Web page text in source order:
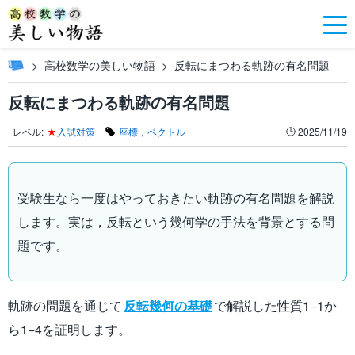
高校数学の美しい物語 反転にまつわる軌跡の有名問題
反転にまつわる軌跡の有名問題
レベル: ★ 入試対策 座標，ベクトル 2025/11/19
受験生なら一度はやっておきたい軌跡の有名問題を解説
します。実は，反転という幾何学の手法を背景とする問
題です。
軌跡の問題を通じて 反転幾何の基礎で解説した性質1−1か
ら1−4を証明します。